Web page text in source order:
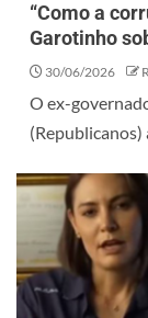
“Como a
Garotinho
30/06/2026
O ex-
(Republicanos)